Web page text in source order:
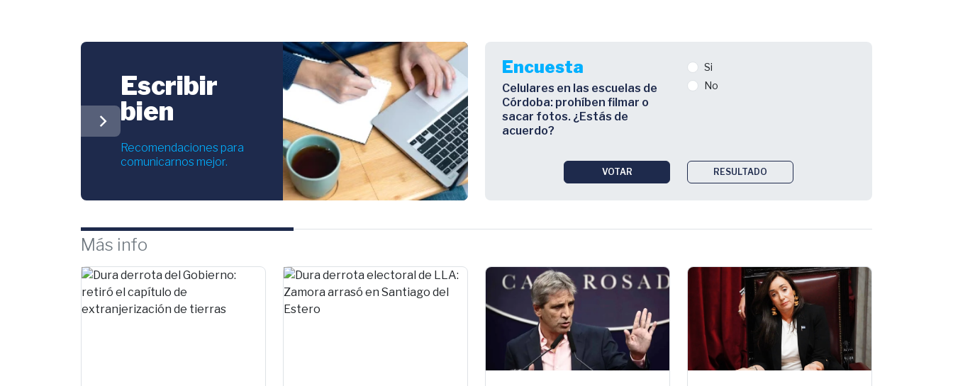
chevron_right
Escribir
bien
Recomendaciones para
comunicarnos mejor.
Encuesta
Celulares en las escuelas de
Córdoba: prohíben filmar o
sacar fotos. ¿Estás de
acuerdo?
Si
No
VOTAR RESULTADO
Más info